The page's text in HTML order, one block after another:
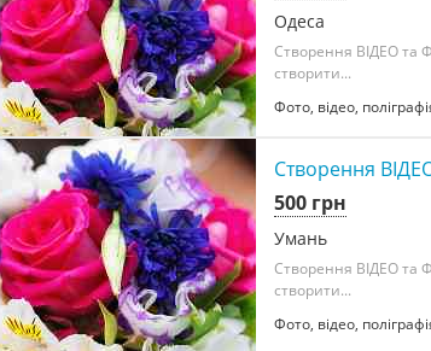
Одеса
Створення ВІДЕО та
створити...
Фото, відео,
Створення
500 грн
Умань
Створення ВІДЕО та
створити...
Фото, відео,